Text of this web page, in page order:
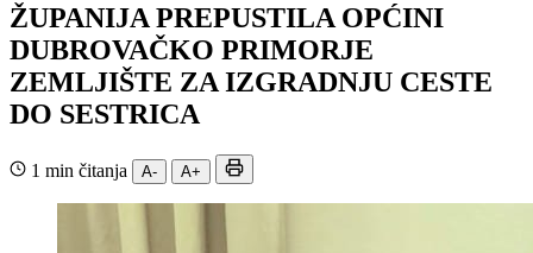
ŽUPANIJA PREPUSTILA OPĆINI
DUBROVAČKO PRIMORJE
ZEMLJIŠTE ZA IZGRADNJU CESTE
DO SESTRICA
1 min čitanja A- A+